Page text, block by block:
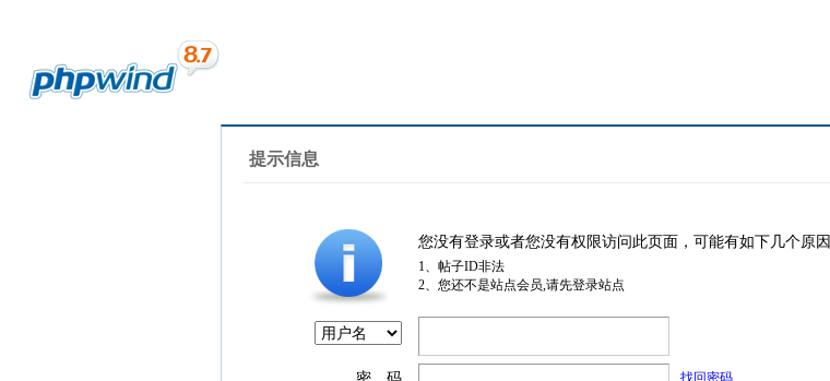
提示信息
您没有登录或者您没有权限访问此页面，可能有如下几个原因
1、帖子ID非法
2、您还不是站点会员,请先登录站点
找回密码